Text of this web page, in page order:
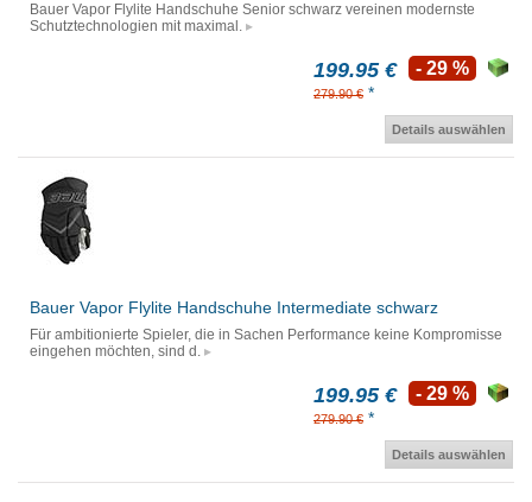
Bauer Vapor Flylite Handschuhe Senior schwarz vereinen modernste
Schutztechnologien mit maximal.
199.95 €
279.90 € *
- 29 %
Details auswählen
Bauer Vapor Flylite Handschuhe Intermediate schwarz
Für ambitionierte Spieler, die in Sachen Performance keine Kompromisse
eingehen möchten, sind d.
199.95 €
279.90 € *
- 29 %
Details auswählen